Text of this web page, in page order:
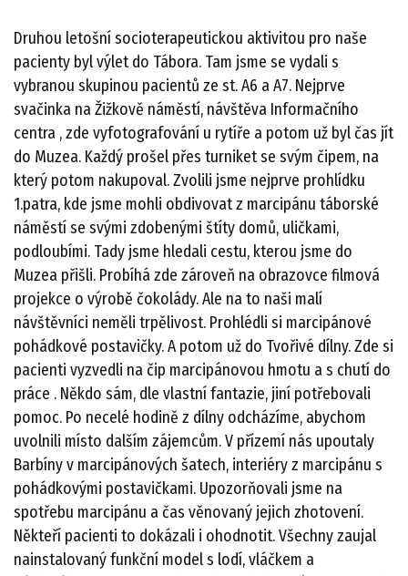
Druhou letošní socioterapeutickou aktivitou pro naše
pacienty byl výlet do Tábora. Tam jsme se vydali s
vybranou skupinou pacientů ze st. A6 a A7. Nejprve
svačinka na Žižkově náměstí, návštěva Informačního
centra , zde vyfotografování u rytíře a potom už byl čas jít
do Muzea. Každý prošel přes turniket se svým čipem, na
který potom nakupoval. Zvolili jsme nejprve prohlídku
1.patra, kde jsme mohli obdivovat z marcipánu táborské
náměstí se svými zdobenými štíty domů, uličkami,
podloubími. Tady jsme hledali cestu, kterou jsme do
Muzea přišli. Probíhá zde zároveň na obrazovce filmová
projekce o výrobě čokolády. Ale na to naši malí
návštěvníci neměli trpělivost. Prohlédli si marcipánové
pohádkové postavičky. A potom už do Tvořivé dílny. Zde si
pacienti vyzvedli na čip marcipánovou hmotu a s chutí do
práce . Někdo sám, dle vlastní fantazie, jiní potřebovali
pomoc. Po necelé hodině z dílny odcházíme, abychom
uvolnili místo dalším zájemcům. V přízemí nás upoutaly
Barbíny v marcipánových šatech, interiéry z marcipánu s
pohádkovými postavičkami. Upozorňovali jsme na
spotřebu marcipánu a čas věnovaný jejich zhotovení.
Někteří pacienti to dokázali i ohodnotit. Všechny zaujal
nainstalovaný funkční model s lodí, vláčkem a